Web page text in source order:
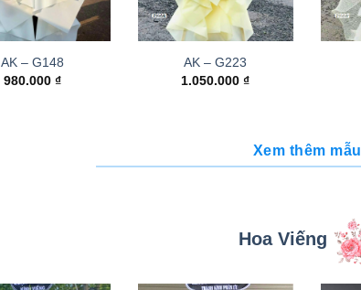
AK – G148
980.000 ₫
AK – G223
1.050.000₫
Xem thêm mẫu
Hoa Viếng